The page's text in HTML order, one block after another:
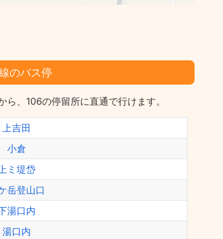
のバス停
、106の停留所に直通で行けます。
上吉田
小倉
ミ堤岱
岳登山口
湯口内
湯口内